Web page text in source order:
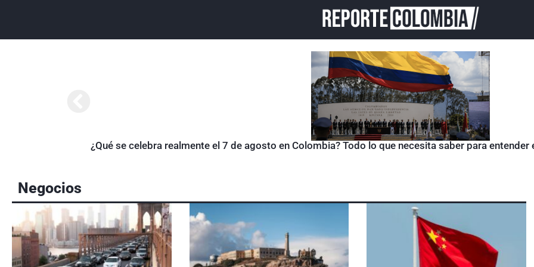
¿Qué se celebra realmente el 7 de agosto en Colombia? Todo lo que necesita saber para entender
Negocios